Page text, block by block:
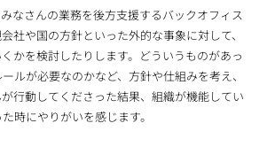
なさんの業務を後方支援するバックオフィス
社や国の方針といった外的な事象に対して、
かを検討したりします。どういうものがあっ
ルが必要なのかなど、方針や仕組みを考え、
行動してくださった結果、組織が機能してい
時にやりがいを感じます。